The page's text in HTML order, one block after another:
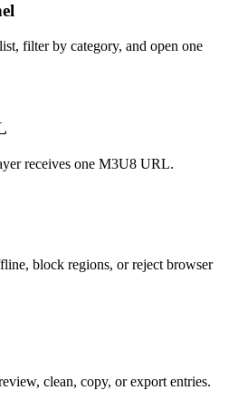
filter by category, and open one
receives one M3U8 URL.
block regions, or reject browser
clean, copy, or export entries.